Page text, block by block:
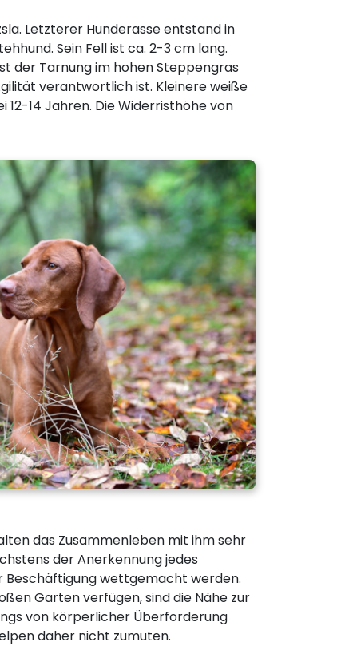
Letzterer Hunderasse entstand in
Sein Fell ist ca. 2-3 cm lang.
der Tarnung im hohen Steppengras
verantwortlich ist. Kleinere weiße
14 Jahren. Die Widerristhöhe von
das Zusammenleben mit ihm sehr
der Anerkennung jedes
Beschäftigung wettgemacht werden.
Garten verfügen, sind die Nähe zur
von körperlicher Überforderung
daher nicht zumuten.